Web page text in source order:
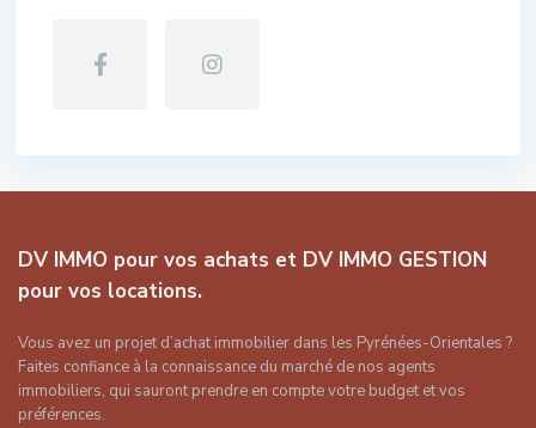
DV IMMO pour vos achats et DV IMMO GESTION
pour vos locations.
Vous avez un projet d’achat immobilier dans les Pyrénées-Orientales ?
Faites confiance à la connaissance du marché de nos agents
immobiliers, qui sauront prendre en compte votre budget et vos
préférences.